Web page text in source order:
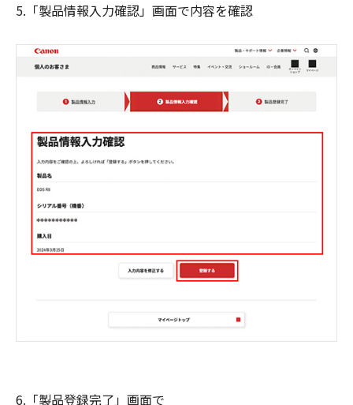
5.「製品情報入力確認」画面で内容を確認
6.「製品登録完了」画面で